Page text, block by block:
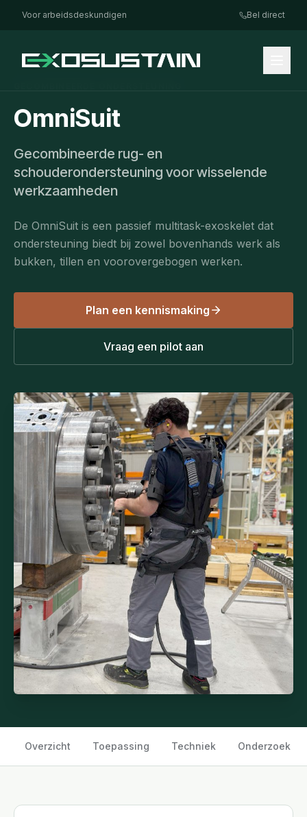
Voor arbeidsdeskundigen Bel direct
OmniSuit
Gecombineerde rug- en
schouderondersteuning voor wisselende
werkzaamheden
De OmniSuit is een passief multitask-exoskelet dat
ondersteuning biedt bij zowel bovenhands werk als
bukken, tillen en voorovergebogen werken.
Plan een kennismaking
Vraag een pilot aan
Overzicht Toepassing Techniek Onderzoek